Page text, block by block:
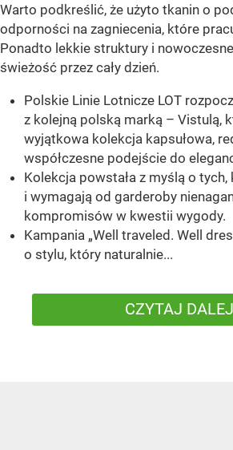
Warto podkreślić, że użyto tkanin o
odporności na zagniecenia, które
Ponadto lekkie struktury i
świeżość przez cały dzień.
Polskie Linie Lotnicze LOT
z kolejną polską marką – Vistulą,
wyjątkowa kolekcja kapsułowa,
współczesne podejście do
Kolekcja powstała z myślą o
i wymagają od garderoby
kompromisów w kwestii wygody.
Kampania „Well traveled. Well
o stylu, który naturalnie...
CZYTAJ DALEJ